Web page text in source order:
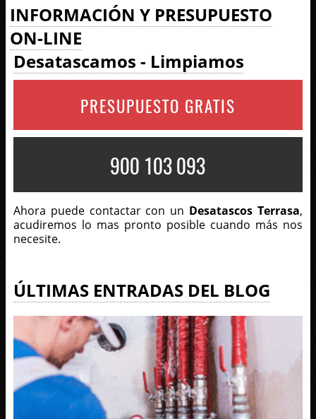
INFORMACIÓN Y PRESUPUESTO
ON-LINE
Desatascamos - Limpiamos
PRESUPUESTO GRATIS
900 103 093
Ahora puede contactar con un Desatascos Terrasa,
acudiremos lo mas pronto posible cuando más nos
necesite.
ÚLTIMAS ENTRADAS DEL BLOG